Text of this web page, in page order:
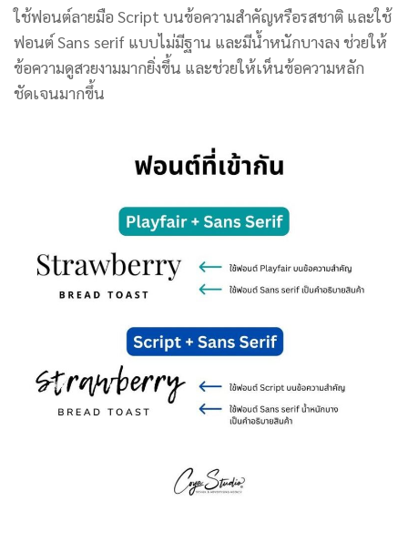
ใช้ฟอนต์ลายมือ Script บนข้อความสำคัญหรือรสชาติ และใช้
ฟอนต์ Sans serif แบบไม่มีฐาน และมีน้ำหนักบางลง ช่วยให้
ข้อความดูสวยงามมากยิ่งขึ้น และช่วยให้เห็นข้อความหลัก
ชัดเจนมากขึ้น